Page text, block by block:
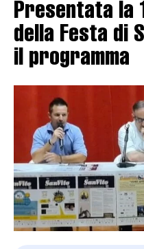
Presentata la
della Festa di
il programma